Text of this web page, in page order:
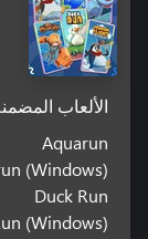
الألعاب
Aquarun
(Windows)
Duck Run
(Windows)